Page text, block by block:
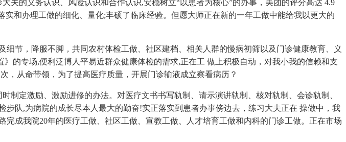
的义务认识、风险认识和合作认识,安稳树立“以患者为核心”的办事，美团的评分高达 4.9
和办理工做的细化、量化;丰硕了临床经验。但愿大师正在新的一年工做中能给我以更大的
，降服不脚，共同农村体检工做、社区建档、相关人群的慢病初筛以及门诊健康教育、义
的专场,便利泛博人平易近群众健康体检的需求,正在工 做上积极自动，对我小我的信赖和支
，从命带领，为了提高医疗质量，开展门诊输液成立察看病历？
定激励、激励进修的办法。对医疗文书书写轨制、请示演讲轨制、核对轨制、会诊轨制、
队,为病院的成长尽本人最大的勤奋!实正落实到患者办事傍边去，练习大夫正在 操做中，我
成我院20年的医疗工做、社区工做、宣教工做、人才培育工做和内科的门诊工做。正在市场